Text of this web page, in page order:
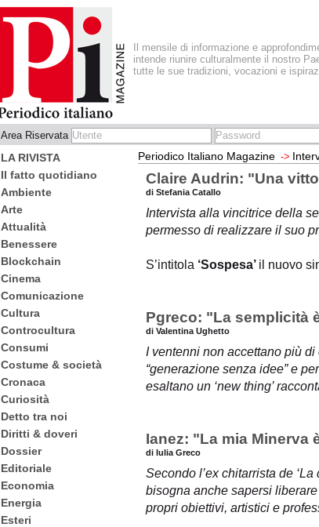
Il mensile di informazione e
intende riunire culturalmente il nostro
tutte le sue tradizioni, vocazioni e
Area Riservata
LA RIVISTA
Il fatto quotidiano
Ambiente
Arte
Attualità
Benessere
Blockchain
Cinema
Comunicazione
Cultura
Controcultura
Consumi
Costume & società
Cronaca
Curiosità
Detto tra noi
Diritti & doveri
Dossier
Editoriale
Economia
Energia
Esteri
Periodico Italiano Magazine ->
Claire Audrin: "Una
di Stefania Catallo
Intervista alla vincitrice della
permesso di realizzare il suo
S’intitola ‘Sospesa’ il nuovo
Pgreco: "La semplicità
di Valentina Ughetto
I ventenni non accettano più
“generazione senza idee” e
esaltano un ‘new thing’
Ianez: "La mia Minerva
di Iulia Greco
Secondo l’ex chitarrista de
bisogna anche sapersi
propri obiettivi, artistici e